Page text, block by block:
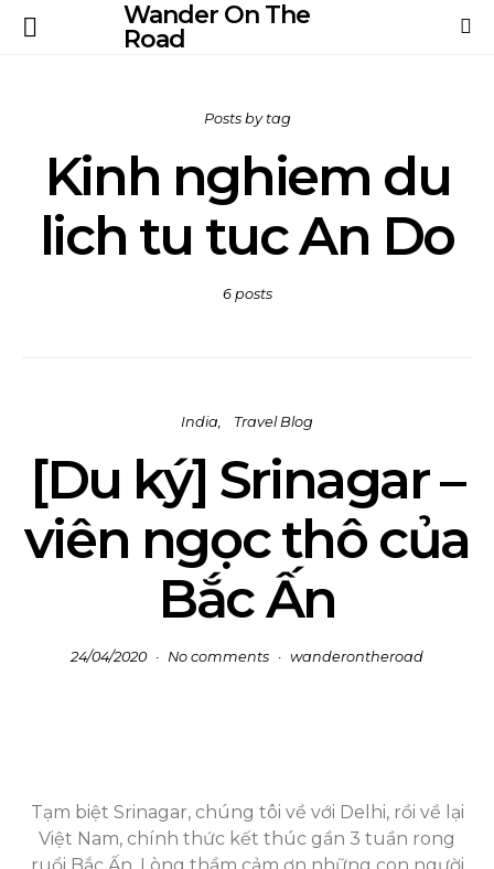
Wander On The
Road
Posts by tag
Kinh nghiem du
lich tu tuc An Do
6 posts
India Travel Blog
[Du ký] Srinagar –
viên ngọc thô của
Bắc Ấn
24/04/2020 No comments wanderontheroad
Tạm biệt Srinagar, chúng tôi về với Delhi, rồi về lại
Việt Nam, chính thức kết thúc gần 3 tuần rong